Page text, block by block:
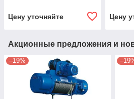
Цену уточняйте Цену
Акционные предложения и
–19%